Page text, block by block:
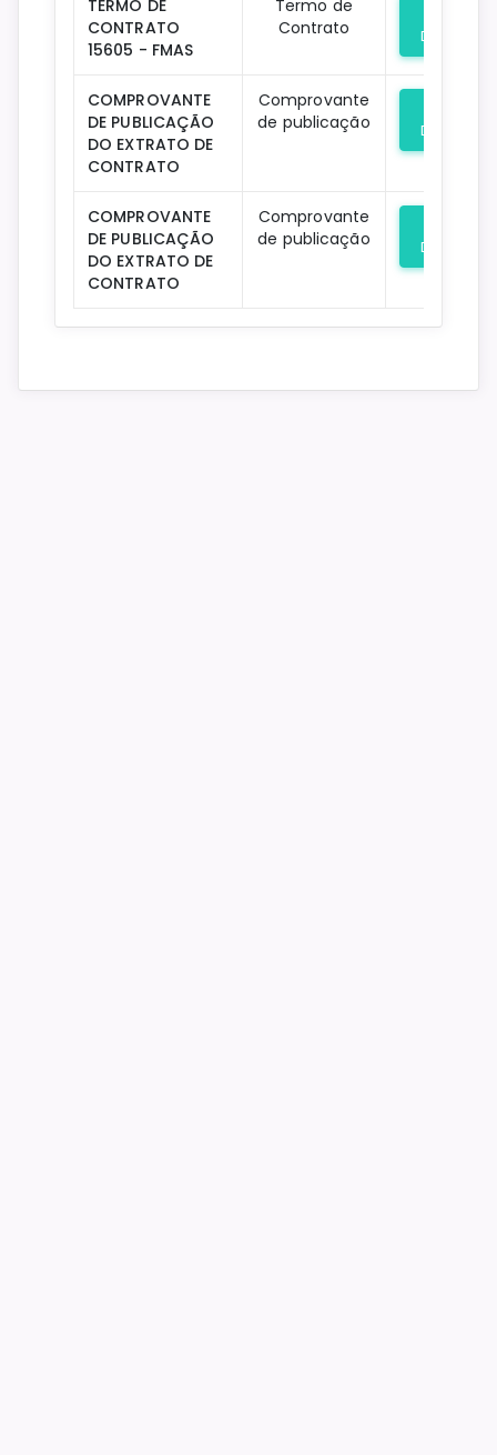
TERMO DE
CONTRATO
15605 - FMAS
Termo de
Contrato
Download
COMPROVANTE
DE PUBLICAÇÃO
DO EXTRATO DE
CONTRATO
Comprovante
de publicação
Download
COMPROVANTE
DE PUBLICAÇÃO
DO EXTRATO DE
CONTRATO
Comprovante
de publicação
Download